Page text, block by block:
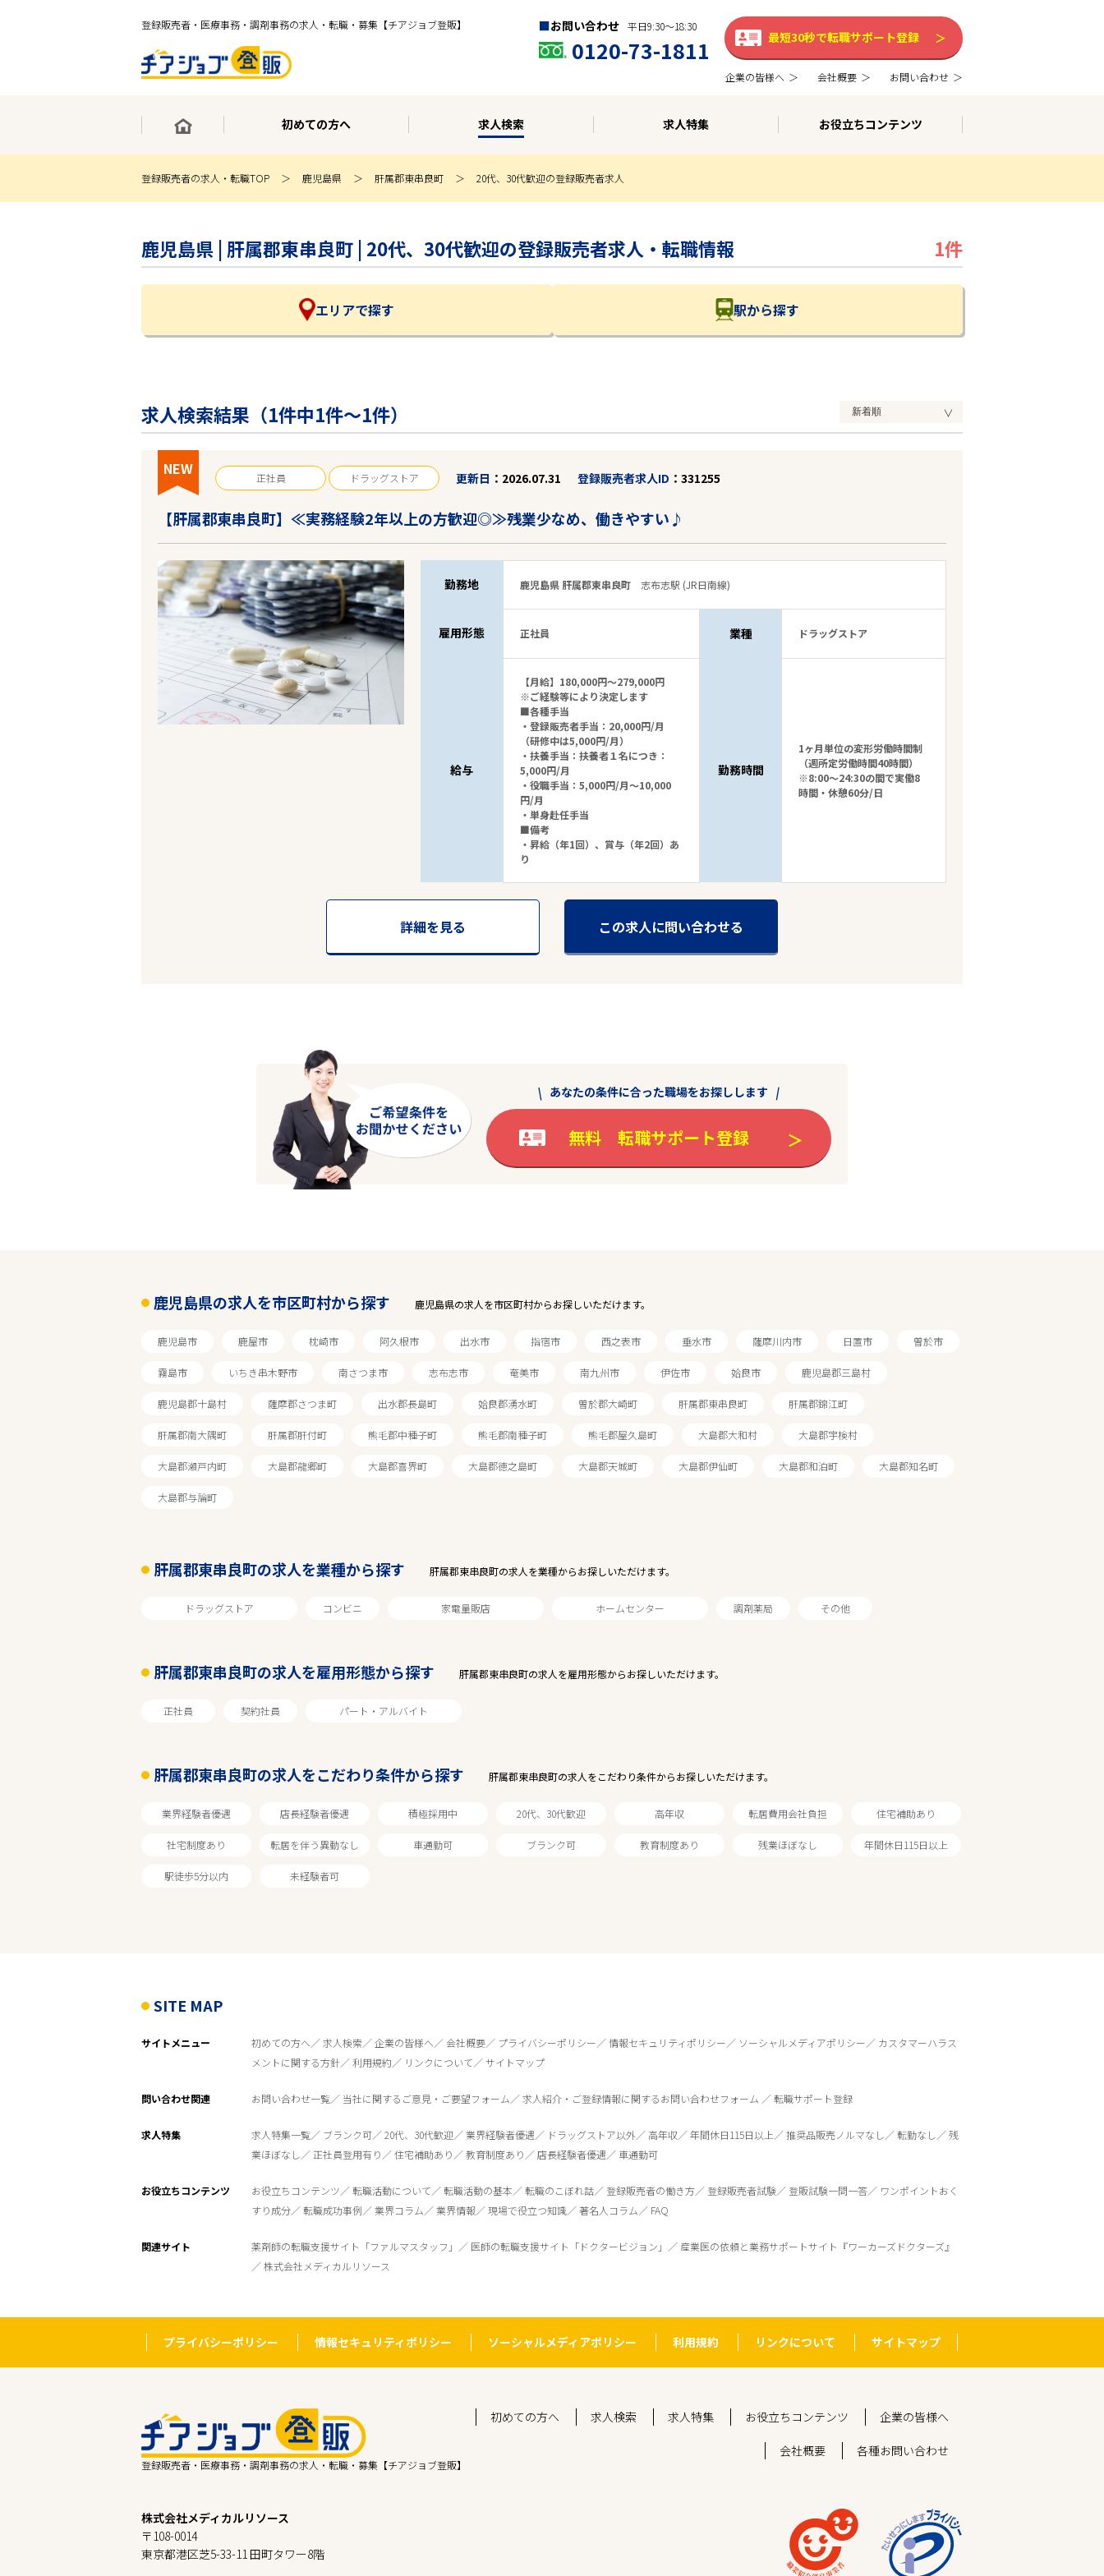
登録販売者・医療事務・調剤事務の求人・転職・募集【チアジョブ登販】 お問い合わせ 平日9:30〜18:30
0120-73-1811 最短30秒で転職サポート登録
企業の皆様へ 会社概要 お問い合わせ
初めての方へ 求人検索 求人特集 お役立ちコンテンツ
登録販売者の求人・転職TOP 鹿児島県 肝属郡東串良町 20代、30代歓迎の登録販売者求人
鹿児島県 | 肝属郡東串良町 | 20代、30代歓迎の登録販売者求人・転職情報 1件
エリアで探す 駅から探す
エリアで探す
鹿児島
業種
20代、30代歓迎
フリーワード
求人検索結果（1件中1件～1件）
NEW 正社員 ドラッグストア 更新日 2026.07.31 登録販売者求人ID 331255
【肝属郡東串良町】≪実務経験2年以上の方歓迎◎≫残業少なめ、働きやすい♪
勤務地 鹿児島県 肝属郡東串良町 志布志駅 (JR日南線)
雇用形態 正社員 業種 ドラッグストア
給与
【月給】180,000円～279,000円
※ご経験等により決定します
■各種手当
・登録販売者手当：20,000円/月
（研修中は5,000円/月）
・扶養手当：扶養者１名につき：
5,000円/月
・役職手当：5,000円/月～10,000
円/月
・単身赴任手当
■備考
・昇給（年1回）、賞与（年2回）あ
り
勤務時間
1ヶ月単位の変形労働時間制
（週所定労働時間40時間）
※8:00～24:30の間で実働8
時間・休憩60分/日
詳細を見る この求人に問い合わせる
あなたの条件に合った職場をお探しします
無料 転職サポート登録
鹿児島県の求人を市区町村から探す 鹿児島県の求人を市区町村からお探しいただけます。
鹿児島市 鹿屋市 枕崎市 阿久根市 出水市 指宿市 西之表市 垂水市 薩摩川内市 日置市 曽於市
霧島市 いちき串木野市 南さつま市 志布志市 奄美市 南九州市 伊佐市 姶良市 鹿児島郡三島村
鹿児島郡十島村 薩摩郡さつま町 出水郡長島町 姶良郡湧水町 曽於郡大崎町 肝属郡東串良町 肝属郡錦江町
肝属郡南大隅町 肝属郡肝付町 熊毛郡中種子町 熊毛郡南種子町 熊毛郡屋久島町 大島郡大和村 大島郡宇検村
大島郡瀬戸内町 大島郡龍郷町 大島郡喜界町 大島郡徳之島町 大島郡天城町 大島郡伊仙町 大島郡和泊町 大島郡知名町
大島郡与論町
肝属郡東串良町の求人を業種から探す 肝属郡東串良町の求人を業種からお探しいただけます。
ドラッグストア コンビニ 家電量販店 ホームセンター 調剤薬局 その他
肝属郡東串良町の求人を雇用形態から探す 肝属郡東串良町の求人を雇用形態からお探しいただけます。
正社員 契約社員 パート・アルバイト
肝属郡東串良町の求人をこだわり条件から探す 肝属郡東串良町の求人をこだわり条件からお探しいただけます。
業界経験者優遇 店長経験者優遇 積極採用中 20代、30代歓迎 高年収 転居費用会社負担 住宅補助あり
社宅制度あり 転居を伴う異動なし 車通勤可 ブランク可 教育制度あり 残業ほぼなし 年間休日115日以上
駅徒歩5分以内 未経験者可
SITE MAP
サイトメニュー 初めての方へ 求人検索 企業の皆様へ 会社概要 プライバシーポリシー 情報セキュリティポリシー ソーシャルメディアポリシー
カスタマーハラス
メントに関する方針
利用規約 リンクについて サイトマップ
問い合わせ関連 お問い合わせ一覧 当社に関するご意見・ご要望フォーム 求人紹介・ご登録情報に関するお問い合わせフォーム 転職サポート登録
求人特集 求人特集一覧 ブランク可 20代、30代歓迎 業界経験者優遇 ドラッグストア以外 高年収 年間休日115日以上 推奨品販売ノルマなし 転勤なし
残
業ほぼなし
正社員登用有り 住宅補助あり 教育制度あり 店長経験者優遇 車通勤可
お役立ちコンテンツ お役立ちコンテンツ 転職活動について 転職活動の基本 転職のこぼれ話 登録販売者の働き方 登録販売者試験 登販試験一問一答
ワンポイントおく
すり成分
転職成功事例 業界コラム 業界情報 現場で役立つ知識 著名人コラム FAQ
関連サイト 薬剤師の転職支援サイト「ファルマスタッフ」 医師の転職支援サイト「ドクタービジョン」
産業医の依頼と業務サポートサイト『ワーカーズドクターズ』
株式会社メディカルリソース
プライバシーポリシー 情報セキュリティポリシー ソーシャルメディアポリシー 利用規約 リンクについて サイトマップ
登録販売者・医療事務・調剤事務の求人・転職・募集【チアジョブ登販】
初めての方へ 求人検索 求人特集 お役立ちコンテンツ 企業の皆様へ
会社概要 各種お問い合わせ
株式会社メディカルリソース
〒108-0014
東京都港区芝5-33-11 田町タワー8階